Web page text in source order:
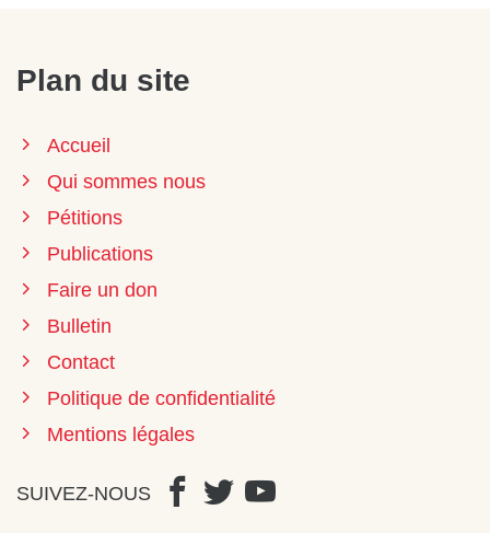
Plan du site
Accueil
Qui sommes nous
Pétitions
Publications
Faire un don
Bulletin
Contact
Politique de confidentialité
Mentions légales
SUIVEZ-NOUS